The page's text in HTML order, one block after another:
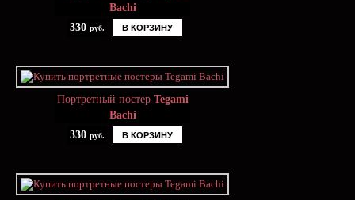
Bachi
330 руб. В КОРЗИНУ
Портретный постер Tegami
Bachi
330 руб. В КОРЗИНУ